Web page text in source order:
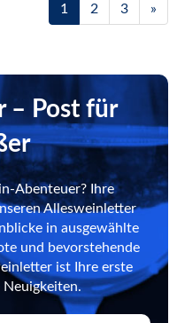
1 2 3 »
– Post für
Abenteuer? Ihre
Allesweinletter
in ausgewählte
und bevorstehende
ist Ihre erste